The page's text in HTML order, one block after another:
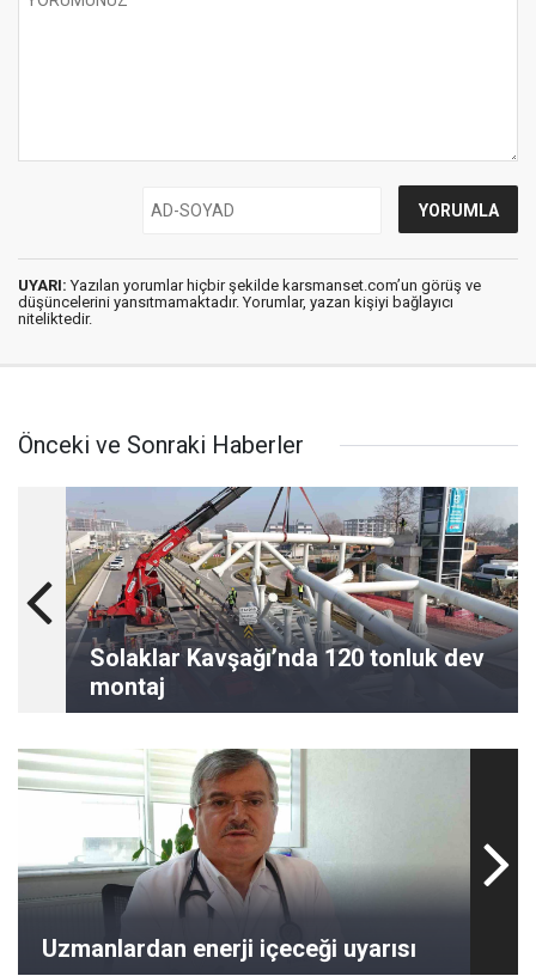
UYARI: Yazılan yorumlar hiçbir şekilde karsmanset.com’un görüş ve
düşüncelerini yansıtmamaktadır. Yorumlar, yazan kişiyi bağlayıcı
niteliktedir.
Önceki ve Sonraki Haberler
Solaklar Kavşağı’nda 120 tonluk dev
montaj
Uzmanlardan enerji içeceği uyarısı